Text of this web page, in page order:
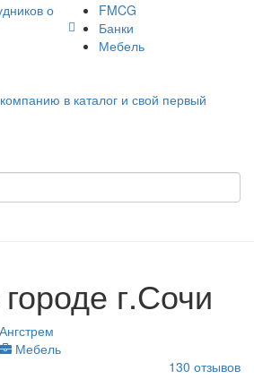
о
FMCG
Банки
Мебель
в каталог и свой первый
г.Сочи
Ангстрем
Мебель
130 отзывов